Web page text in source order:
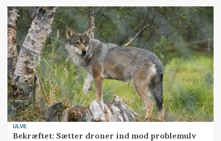
ULVE
Bekræftet: Sætter droner ind mod problemulv